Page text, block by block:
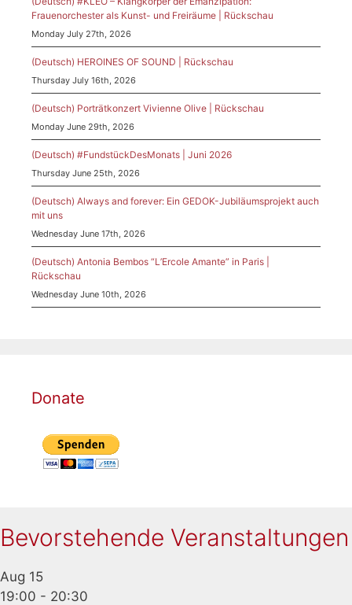
Frauenorchester als Kunst- und Freiräume | Rückschau
Monday July 27th, 2026
(Deutsch) HEROINES OF SOUND | Rückschau
Thursday July 16th, 2026
(Deutsch) Porträtkonzert Vivienne Olive | Rückschau
Monday June 29th, 2026
(Deutsch) #FundstückDesMonats | Juni 2026
Thursday June 25th, 2026
(Deutsch) Always and forever: Ein GEDOK-Jubiläumsprojekt auch
mit uns
Wednesday June 17th, 2026
(Deutsch) Antonia Bembos “L’Ercole Amante” in Paris |
Rückschau
Wednesday June 10th, 2026
Donate
Bevorstehende Veranstaltungen
Aug 15
19:00 - 20:30